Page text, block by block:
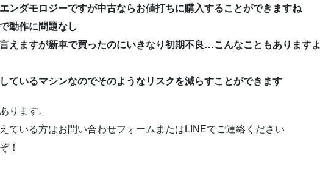
ンダモロジーですが中古ならお値打ちに購入することができますね
動作に問題なし
えますが新車で買ったのにいきなり初期不良…こんなこともありますよ
ているマシンなのでそのようなリスクを減らすことができます
ります。
ている方はお問い合わせフォームまたはLINEでご連絡ください
！